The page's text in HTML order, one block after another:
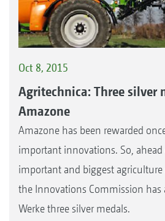
Oct 8, 2015
Agritechnica: Three silver
Amazone
Amazone has been rewarded
important innovations. So, ahead
important and biggest agriculture
the Innovations Commission has
Werke three silver medals.